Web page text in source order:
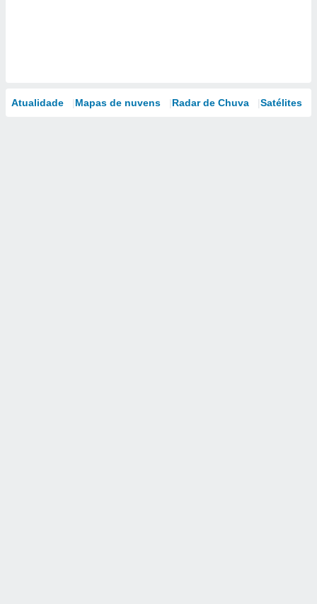
Atualidade Mapas de nuvens Radar de Chuva Satélites